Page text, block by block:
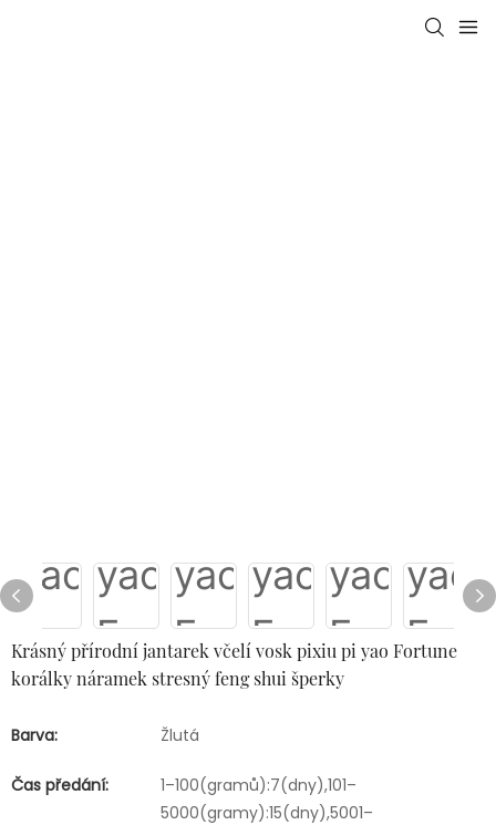
Krásný přírodní jantarek včelí vosk pixiu pi yao Fortune
korálky náramek stresný feng shui šperky
Barva: Žlutá
Čas předání:
1–100(gramů):7(dny),101–
5000(gramy):15(dny),5001–